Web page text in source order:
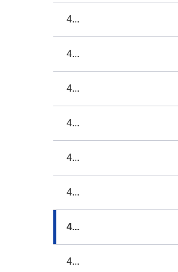
4...
4...
4...
4...
4...
4...
4...
4...